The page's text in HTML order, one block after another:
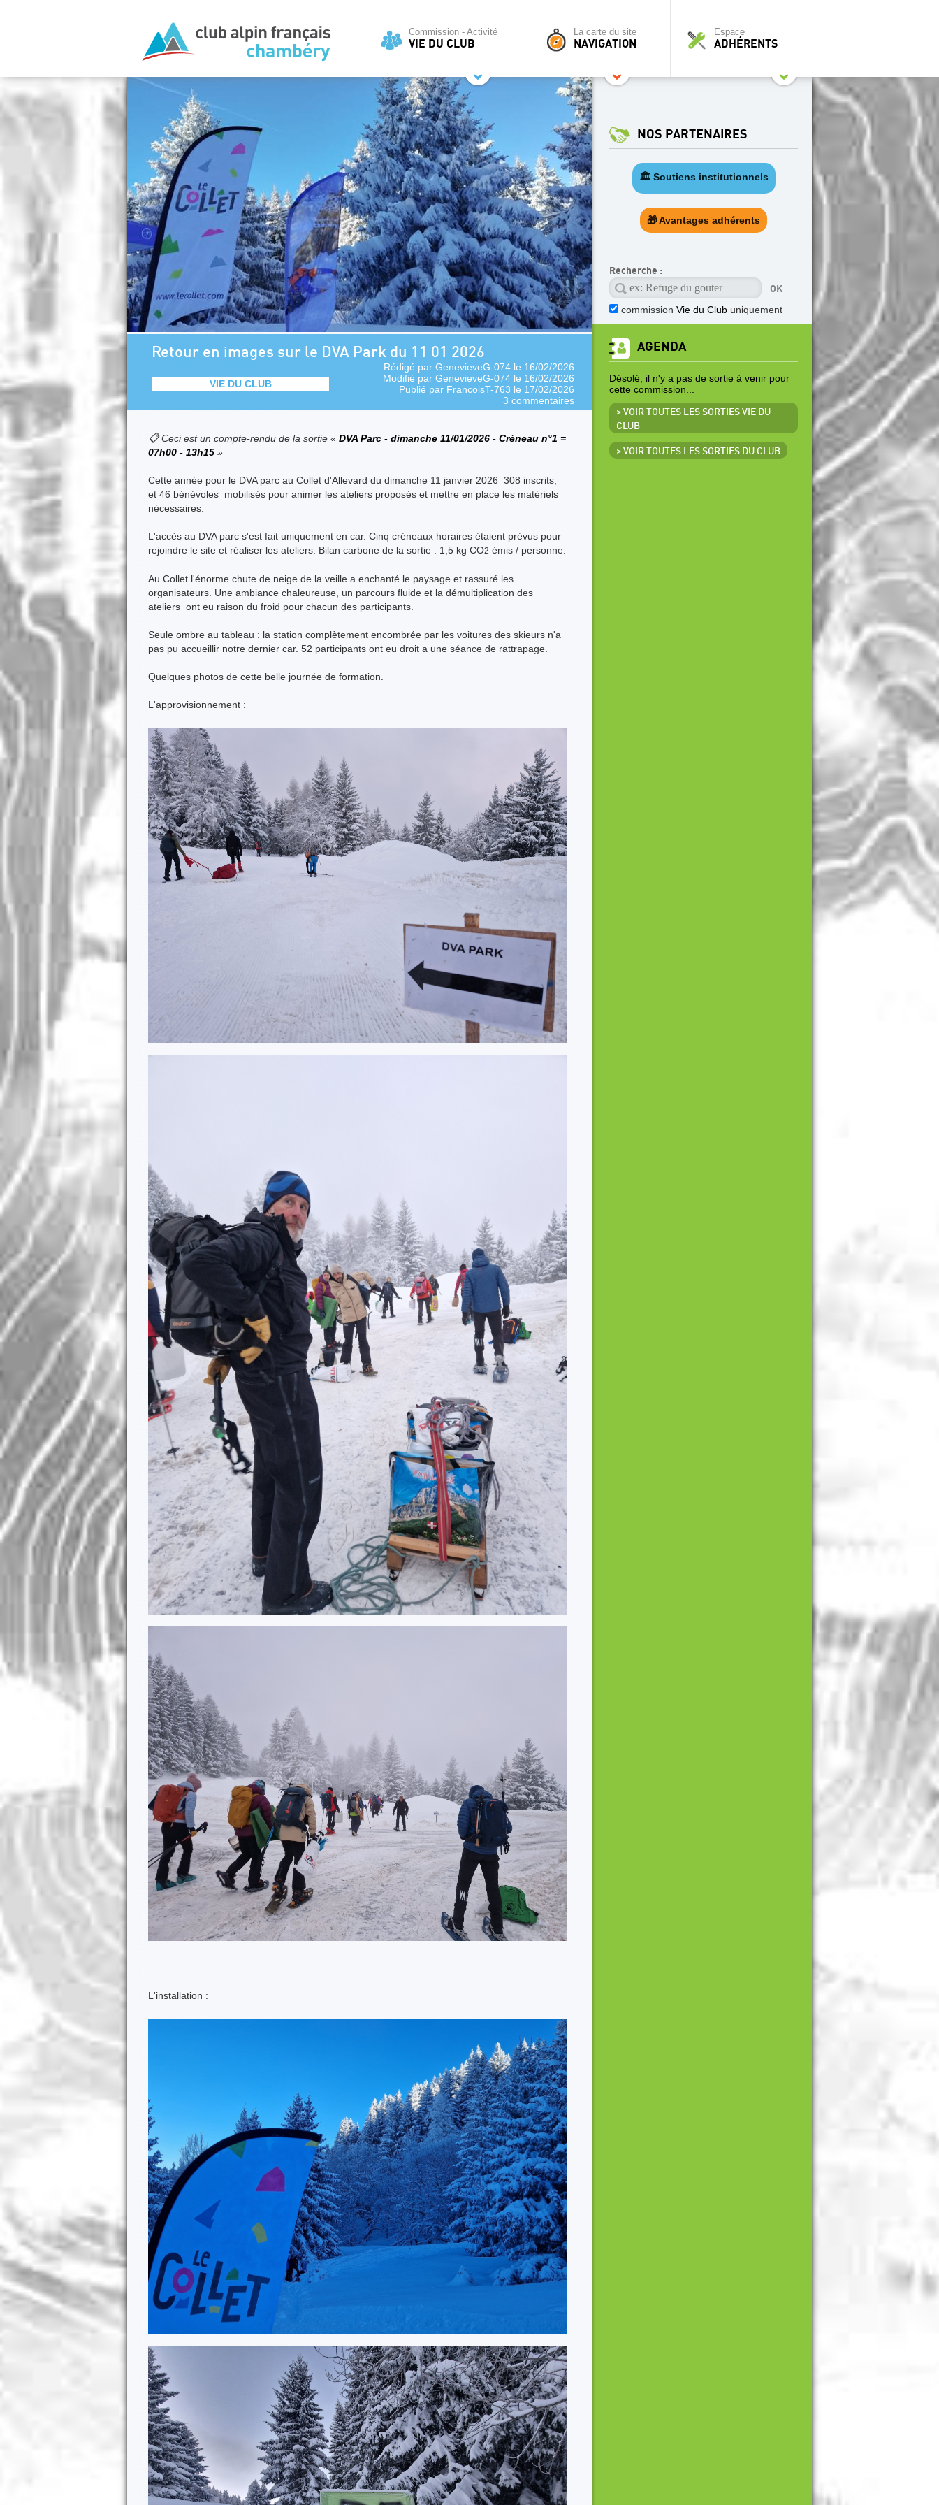
Commission - Activité
VIE DU CLUB
La carte du site
NAVIGATION
Espace
ADHÉRENTS
Retour en images sur le DVA Park du 11 01 2026
VIE DU CLUB
Rédigé par GenevieveG-074 le 16/02/2026
Modifié par GenevieveG-074 le 16/02/2026
Publié par FrancoisT-763 le 17/02/2026
3 commentaires
📋 Ceci est un compte-rendu de la sortie « DVA Parc - dimanche 11/01/2026 - Créneau n°1 =
07h00 - 13h15 »
Cette année pour le DVA parc au Collet d'Allevard du dimanche 11 janvier 2026 308 inscrits,
et 46 bénévoles mobilisés pour animer les ateliers proposés et mettre en place les matériels
nécessaires.
L'accès au DVA parc s'est fait uniquement en car. Cinq créneaux horaires étaient prévus pour
rejoindre le site et réaliser les ateliers. Bilan carbone de la sortie : 1,5 kg CO2 émis / personne.
Au Collet l'énorme chute de neige de la veille a enchanté le paysage et rassuré les
organisateurs. Une ambiance chaleureuse, un parcours fluide et la démultiplication des
ateliers ont eu raison du froid pour chacun des participants.
Seule ombre au tableau : la station complètement encombrée par les voitures des skieurs n'a
pas pu accueillir notre dernier car. 52 participants ont eu droit a une séance de rattrapage.
Quelques photos de cette belle journée de formation.
L'approvisionnement :
L'installation :
NOS PARTENAIRES
🏛️ Soutiens institutionnels
🎁 Avantages adhérents
Recherche :
commission Vie du Club uniquement
AGENDA
Désolé, il n'y a pas de sortie à venir pour
cette commission...
> VOIR TOUTES LES SORTIES VIE DU
CLUB
> VOIR TOUTES LES SORTIES DU CLUB